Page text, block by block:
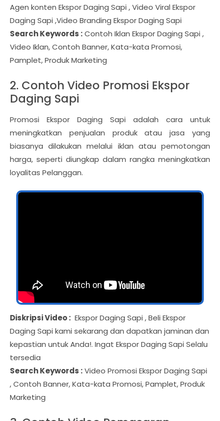
Agen konten Ekspor Daging Sapi , Video Viral Ekspor
Daging Sapi ,Video Branding Ekspor Daging Sapi
Search Keywords :Contoh Iklan Ekspor Daging Sapi ,
Video Iklan, Contoh Banner, Kata-kata Promosi,
Pamplet, Produk Marketing
2. Contoh Video Promosi Ekspor
Daging Sapi
Promosi Ekspor Daging Sapi adalah cara untuk
meningkatkan penjualan produk atau jasa yang
biasanya dilakukan melalui iklan atau pemotongan
harga, seperti diungkap dalam rangka meningkatkan
loyalitas Pelanggan.
Diskripsi Video : Ekspor Daging Sapi , Beli Ekspor
Daging Sapi kami sekarang dan dapatkan jaminan dan
kepastian untuk Anda!. Ingat Ekspor Daging Sapi Selalu
tersedia
Search Keywords :Video Promosi Ekspor Daging Sapi
, Contoh Banner, Kata-kata Promosi, Pamplet, Produk
Marketing